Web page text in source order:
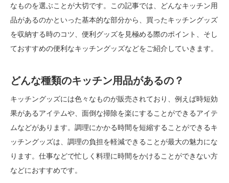
なものを選ぶことが大切です。この記事では、どんなキッチン用
品があるのかといった基本的な部分から、買ったキッチングッズ
を収納する時のコツ、便利グッズを見極める際のポイント、そし
ておすすめの便利なキッチングッズなどをご紹介していきます。
どんな種類のキッチン用品があるの？
キッチングッズには色々なものが販売されており、例えば時短効
果があるアイテムや、面倒な掃除を楽にすることができるアイテ
ムなどがあります。調理にかかる時間を短縮することができるキ
ッチングッズは、調理の負担を軽減できることが最大の魅力にな
ります。仕事などで忙しく料理に時間をかけることができない方
などにおすすめです。